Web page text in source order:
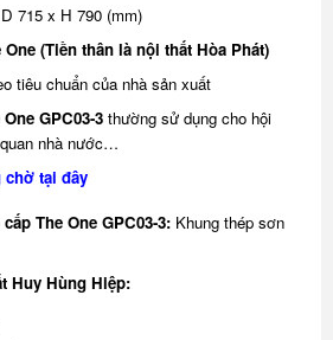
715 x H 790 (mm)
(Tiền thân là nội thất Hòa Phát)
tiêu chuẩn của nhà sản xuất
GPC03-3 thường sử dụng cho hội
nhà nước…
chờ tại đây
The One GPC03-3:Khung thép sơn
Huy Hùng Hiệp: